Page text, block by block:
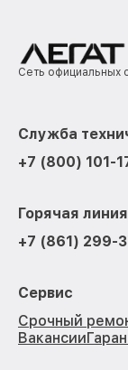
Сеть официальных
Служба
+7 (800) 101-
Горячая линия
+7 (861) 299-
Сервис
Срочный
Вакансии